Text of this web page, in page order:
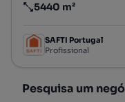
Preço por metro
5440 m²
SAFTI Portugal
Profissional
Pesquisa um